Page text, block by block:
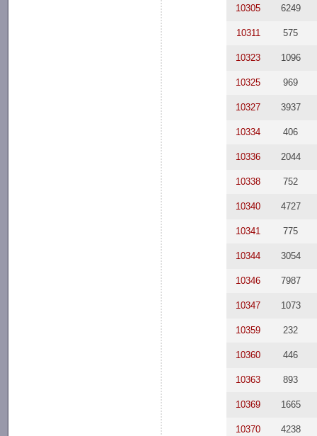
10305 6249
10311 575
10323 1096
10325 969
10327 3937
10334 406
10336 2044
10338 752
10340 4727
10341 775
10344 3054
10346 7987
10347 1073
10359 232
10360 446
10363 893
10369 1665
10370 4238